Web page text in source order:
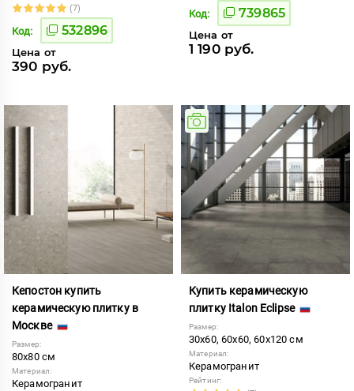
(7)
Код: 532896
Цена от
390 руб.
Код: 739865
Цена от
1 190 руб.
Кепостон купить
керамическую плитку в
Москве
Размер:
80x80 см
Материал:
Керамогранит
Купить керамическую
плитку Italon Eclipse
Размер:
30x60, 60x60, 60x120 см
Материал:
Керамогранит
Рейтинг: